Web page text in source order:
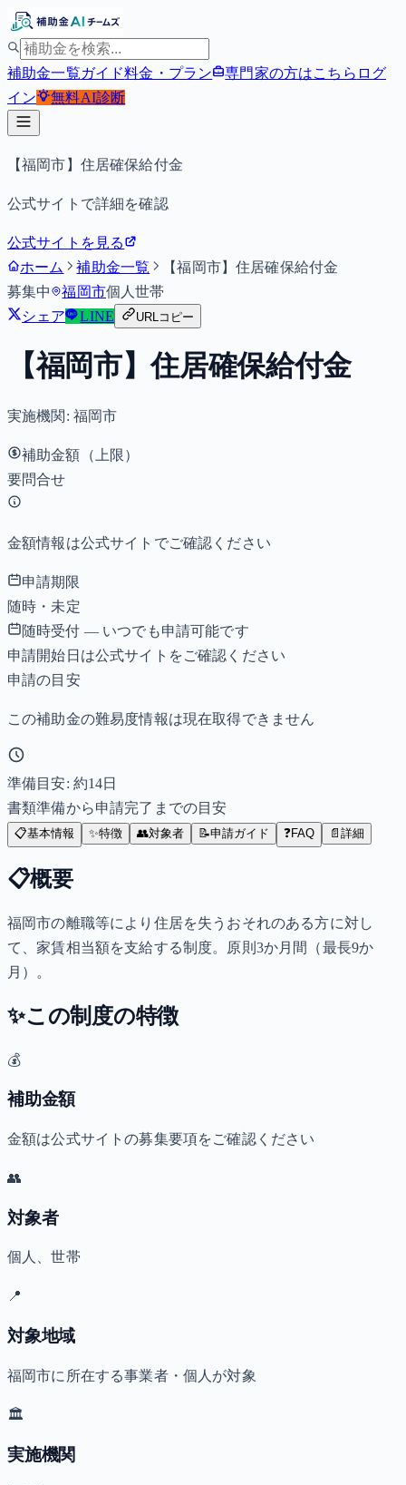
補助金一覧ガイド料金・プラン 専門家の方はこちら ログ
イン
無料AI診断
【福岡市】住居確保給付金
公式サイトで詳細を確認
公式サイトを見る
ホーム
補助金一覧
【福岡市】住居確保給付金
募集中
福岡市個人世帯
シェア
LINE URLコピー
【福岡市】住居確保給付金
実施機関: 福岡市
補助金額（上限）
要問合せ
金額情報は公式サイトでご確認ください
申請期限
随時・未定
随時受付 — いつでも申請可能です
申請開始日は公式サイトをご確認ください
申請の目安
この補助金の難易度情報は現在取得できません
準備目安: 約14日
書類準備から申請完了までの目安
📋基本情報 ✨特徴 👥対象者 📝申請ガイド ❓FAQ 📄 詳細
📋概要
福岡市の離職等により住居を失うおそれのある方に対し
て、家賃相当額を支給する制度。原則3か月間（最長9か
月）。
✨この制度の特徴
💰
補助金額
金額は公式サイトの募集要項をご確認ください
👥
対象者
個人、世帯
📍
対象地域
福岡市に所在する事業者・個人が対象
🏛️
実施機関